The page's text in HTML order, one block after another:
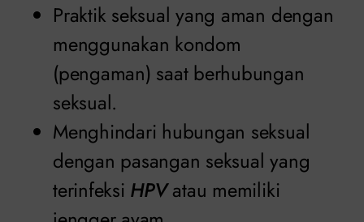
Praktik seksual yang aman dengan
menggunakan kondom
(pengaman) saat berhubungan
seksual.
Menghindari hubungan seksual
dengan pasangan seksual yang
terinfeksi HPVatau memiliki